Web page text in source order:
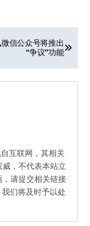
微信公众号将推出
“争议”功能
互联网，其相关
，不代表本站立
请提交相关链接
们将及时予以处